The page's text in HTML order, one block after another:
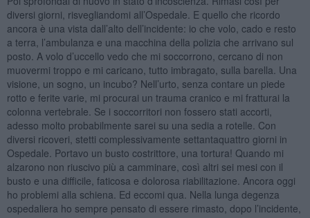
diversi giorni, risvegliandomi all’Ospedale. E quello che ricordo
ancora è una vista dall’alto dell’incidente: io che volo, cado e resto
a terra, l’ambulanza e una macchina della polizia che arrivano sul
posto. A volo d’uccello vedo che mi soccorrono, cercano di non
muovermi troppo e mi caricano, tutto imbragato, sulla barella. Una
visione, un sogno, un incubo? Nell’urto, senza contare un piede
rotto e ferite varie, mi procurai un trauma cranico e mi fratturai la
colonna vertebrale. Se i soccorritori non fossero stati accorti,
adesso molto probabilmente sarei su una sedia a rotelle. Con
diversi ricoveri, stetti complessivamente settantaquattro giorni in
Ospedale. Portavo un busto costrittore, una tortura! Quando mi
alzarono non riuscivo più a camminare, così altri sei mesi con il
busto e una difficile, faticosa e dolorosa riabilitazione. Ancora oggi
ho problemi alla schiena. Ed eccomi qua. Nella lunga degenza
ospedaliera ho sempre pensato di essere rimasto, dopo l’incidente,